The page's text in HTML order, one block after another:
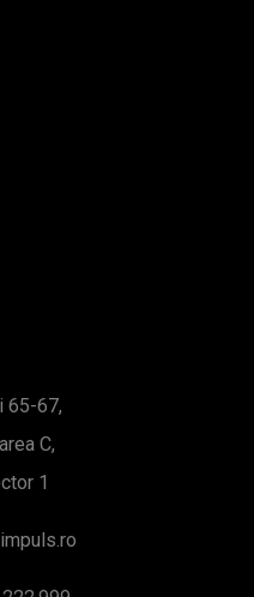
65-67,
C,
1